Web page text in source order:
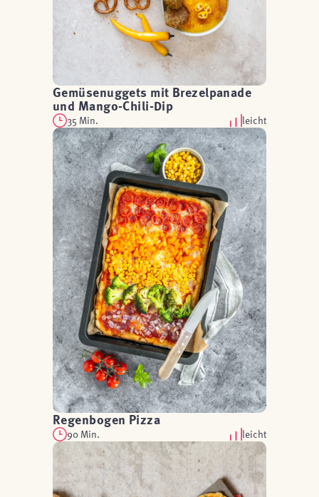
Gemüsenuggets mit Brezelpanade
und Mango-Chili-Dip
35 Min. leicht
Regenbogen Pizza
90 Min. leicht